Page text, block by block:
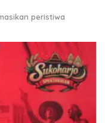
peristiwa